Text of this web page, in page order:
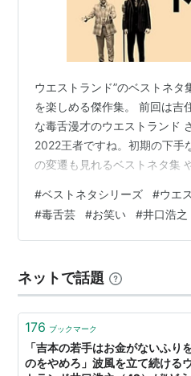
ウエストランド”のベストネ
を楽しめる傑作集。 前回は吉
な毒舌漫才のウエストランド
2022王者ですね。初期の下手
の変遷も見れるベストネタ集
リの絶妙な毒とラインはセン
くる「動」の井口とそれを受
めない）「静」の河本。 「そ
笑いは伝統芸能の域へ。 収
②■カツアゲ■青春■井口凄
#ベストネタシリーズ #ウエ
#毒舌芸 #お笑い #井口浩之
ネットで話題
176 ブックマーク
「吉本の若手はお金がないふり
のをやめろ」波風を立て続ける